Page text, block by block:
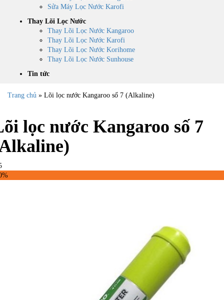
Sửa Máy Lọc Nước Karofi
Thay Lõi Lọc Nước
Thay Lõi Lọc Nước Kangaroo
Thay Lõi Lọc Nước Karofi
Thay Lõi Lọc Nước Korihome
Thay Lõi Lọc Nước Sunhouse
Tin tức
Trang chủ » Lõi lọc nước Kangaroo số 7 (Alkaline)
lọc nước Kangaroo số 7